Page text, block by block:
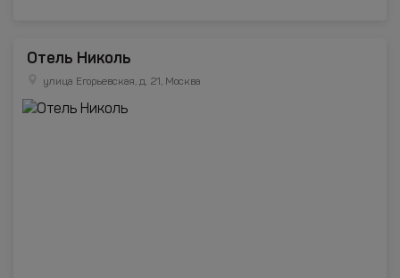
Отель Николь
улица Егорьевская, д. 21, Москва